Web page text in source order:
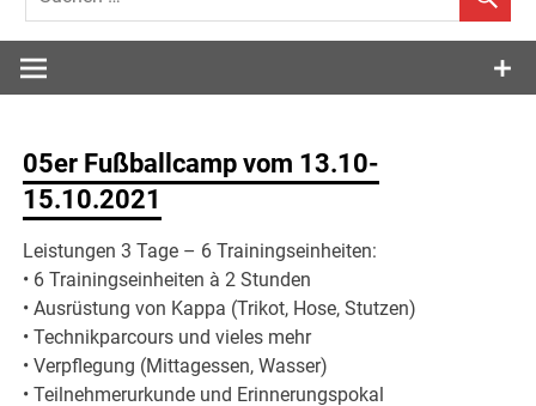
05er Fußballcamp vom 13.10-
15.10.2021
Leistungen 3 Tage – 6 Trainingseinheiten:
• 6 Trainingseinheiten à 2 Stunden
• Ausrüstung von Kappa (Trikot, Hose, Stutzen)
• Technikparcours und vieles mehr
• Verpflegung (Mittagessen, Wasser)
• Teilnehmerurkunde und Erinnerungspokal